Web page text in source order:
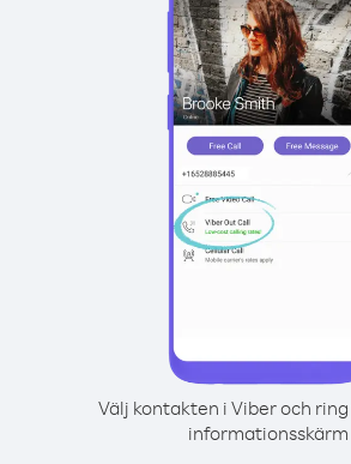
Välj kontakten i Viber och
informationsskärm